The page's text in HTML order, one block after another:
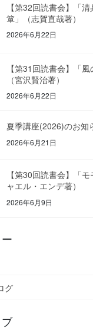
【第32回読書会】「
箪」（志賀直哉著）
2026年6月22日
【第31回読書会】「風
（宮沢賢治著）
2026年6月22日
夏季講座(2026)のお知
2026年6月21日
【第30回読書会】「
ャエル・エンデ著）
2026年6月9日
グ